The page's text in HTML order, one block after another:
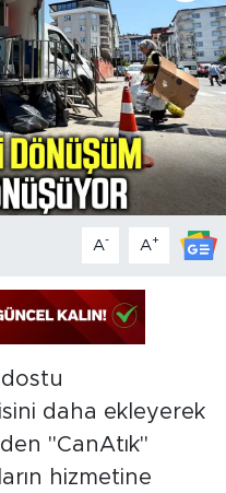
A- A+
daha ekleyerek
"CanAtık"
hizmetine